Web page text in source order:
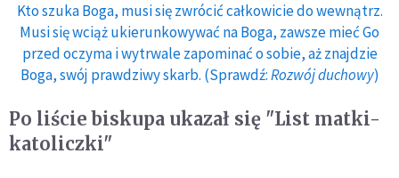
Kto szuka Boga, musi się zwrócić całkowicie do wewnątrz.
Musi się wciąż ukierunkowywać na Boga, zawsze mieć Go
przed oczyma i wytrwale zapominać o sobie, aż znajdzie
Boga, swój prawdziwy skarb. (Sprawdź:Rozwój duchowy)
Po liście biskupa ukazał się "List matki-
katoliczki"